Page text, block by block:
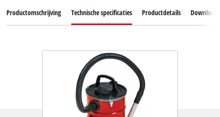
Productomschrijving Technische specificaties Productdetails Downloads